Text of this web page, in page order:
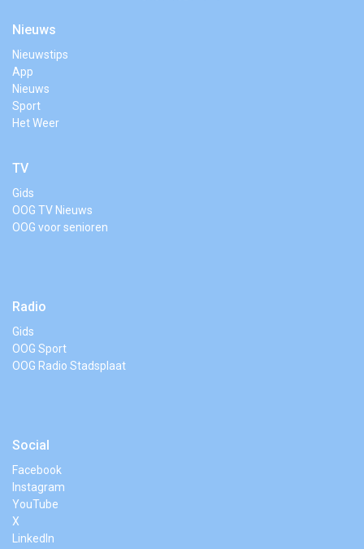
Nieuws
Nieuwstips
App
Nieuws
Sport
Het Weer
TV
Gids
OOG TV Nieuws
OOG voor senioren
Radio
Gids
OOG Sport
OOG Radio Stadsplaat
Social
Facebook
Instagram
YouTube
X
LinkedIn